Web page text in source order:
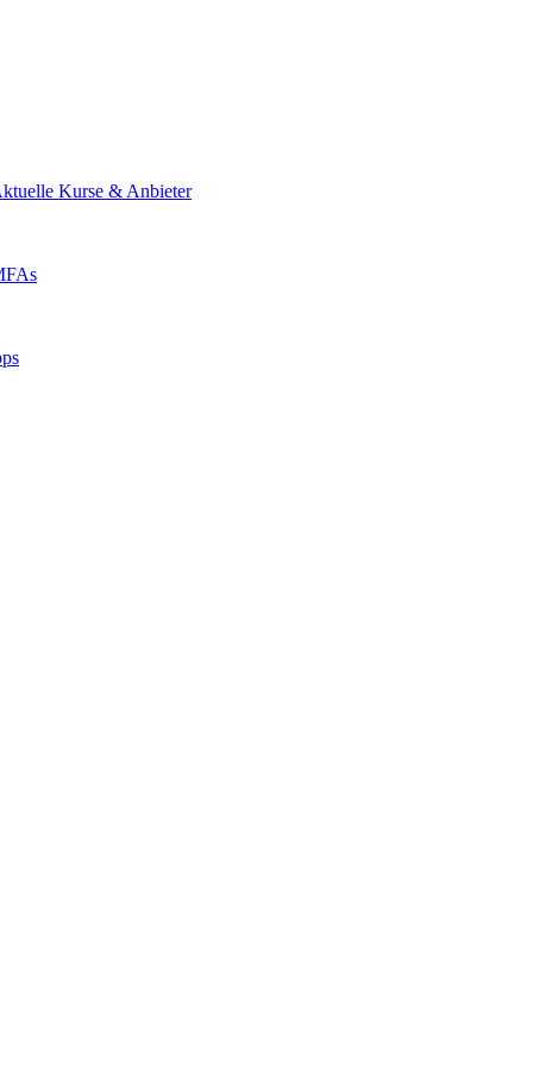
Kurse & Anbieter